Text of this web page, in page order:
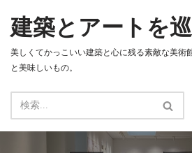
コ
ン
テ
ス
建築とアートを
美しくてかっこいい建築と心に残る素敵な美術
と美味しいもの。